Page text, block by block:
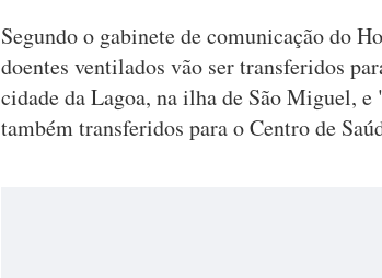
Segundo o gabinete de comunicação do
doentes ventilados vão ser transferidos
cidade da Lagoa, na ilha de São Miguel,
também transferidos para o Centro de